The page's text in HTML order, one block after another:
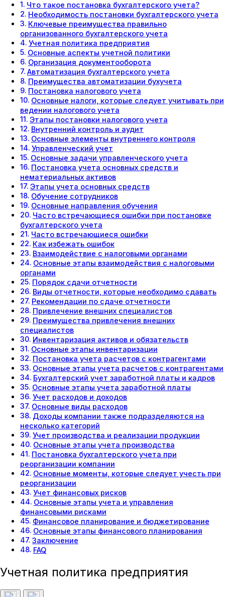
Что такое постановка бухгалтерского учета?
Необходимость постановки бухгалтерского учета
Ключевые преимущества правильно
организованного бухгалтерского учета
Учетная политика предприятия
Основные аспекты учетной политики
Организация документооборота
Автоматизация бухгалтерского учета
Преимущества автоматизации бухучета
Постановка налогового учета
Основные налоги, которые следует учитывать при
ведении налогового учета
Этапы постановки налогового учета
Внутренний контроль и аудит
Основные элементы внутреннего контроля
Управленческий учет
Основные задачи управленческого учета
Постановка учета основных средств и
нематериальных активов
Этапы учета основных средств
Обучение сотрудников
Основные направления обучения
Часто встречающиеся ошибки при постановке
бухгалтерского учета
Часто встречающиеся ошибки
Как избежать ошибок
Взаимодействие с налоговыми органами
Основные этапы взаимодействия с налоговыми
органами
Порядок сдачи отчетности
Виды отчетности, которые необходимо сдавать
Рекомендации по сдаче отчетности
Привлечение внешних специалистов
Преимущества привлечения внешних
специалистов
Инвентаризация активов и обязательств
Основные этапы инвентаризации
Постановка учета расчетов с контрагентами
Основные этапы учета расчетов с контрагентами
Бухгалтерский учет заработной платы и кадров
Основные этапы учета заработной платы
Учет расходов и доходов
Основные виды расходов
Доходы компании также подразделяются на
несколько категорий
Учет производства и реализации продукции
Основные этапы учета производства
Постановка бухгалтерского учета при
реорганизации компании
Основные моменты, которые следует учесть при
реорганизации
Учет финансовых рисков
Основные этапы учета и управления
финансовыми рисками
Финансовое планирование и бюджетирование
Основные этапы финансового планирования
Заключение
FAQ
Учетная политика предприятия